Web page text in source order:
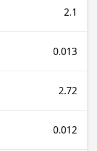
2.1
0.013
2.72
0.012